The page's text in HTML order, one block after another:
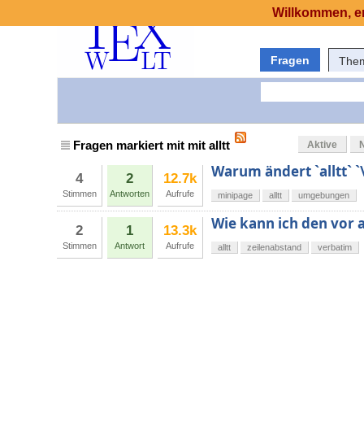
Fragen
Fragen markiert mit mit alltt Aktive
4
Stimmen
2
Antworten
12.7k
Aufrufe
Warum ändert `alltt`
minipage alltt umgebungen
2
Stimmen
1
Antwort
13.3k
Aufrufe
Wie kann ich den vor
alltt zeilenabstand verbatim
Willkommen,